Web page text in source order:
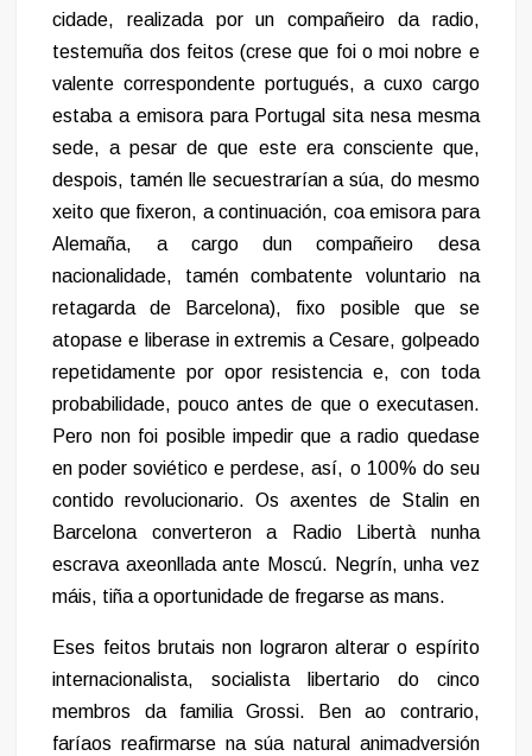
cidade, realizada por un compañeiro da radio,
testemuña dos feitos (crese que foi o moi nobre e
valente correspondente portugués, a cuxo cargo
estaba a emisora para Portugal sita nesa mesma
sede, a pesar de que este era consciente que,
despois, tamén lle secuestrarían a súa, do mesmo
xeito que fixeron, a continuación, coa emisora para
Alemaña, a cargo dun compañeiro desa
nacionalidade, tamén combatente voluntario na
retagarda de Barcelona), fixo posible que se
atopase e liberase in extremis a Cesare, golpeado
repetidamente por opor resistencia e, con toda
probabilidade, pouco antes de que o executasen.
Pero non foi posible impedir que a radio quedase
en poder soviético e perdese, así, o 100% do seu
contido revolucionario. Os axentes de Stalin en
Barcelona converteron a Radio Libertà nunha
escrava axeonllada ante Moscú. Negrín, unha vez
máis, tiña a oportunidade de fregarse as mans.
Eses feitos brutais non lograron alterar o espírito
internacionalista, socialista libertario do cinco
membros da familia Grossi. Ben ao contrario,
faríaos reafirmarse na súa natural animadversión